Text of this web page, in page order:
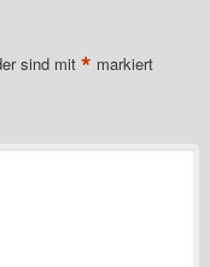
sind mit* markiert